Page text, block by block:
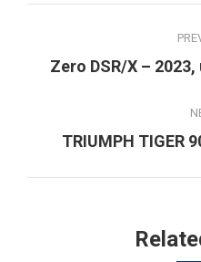
navigation
Zero DSR/X –
TRIUMPH TIGER